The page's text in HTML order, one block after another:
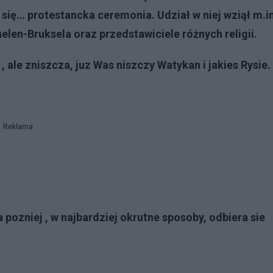
protestancka ceremonia. Udział w niej wziął
Bruksela oraz przedstawiciele różnych religii.
zniszcza, juz Was niszczy Watykan i jakies Rysie.
Reklama
, w najbardziej okrutne sposoby, odbiera sie